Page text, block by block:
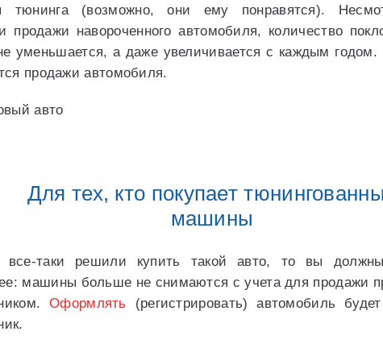
тюнинга (возможно, они ему понравятся).
продажи навороченного автомобиля, количество
уменьшается, а даже увеличивается с каждым годом.
продажи автомобиля.
Для тех, кто покупает
машины
таки решили купить такой авто, то вы
машины больше не снимаются с учета для продажи
Оформлять (регистрировать) автомобиль